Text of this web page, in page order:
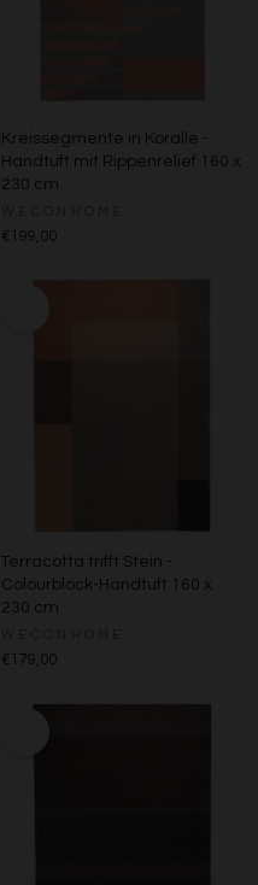
Kreissegmente in Koralle -
Handtuft mit Rippenrelief 160 x
230 cm
€199,00
Terracotta trifft Stein -
Colourblock-Handtuft 160 x
230 cm
€179,00